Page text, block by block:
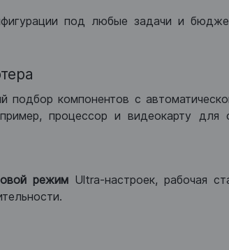
под любые задачи и
подбор компонентов с
процессор и видеокарту для
режим Ultra-настроек, рабочая